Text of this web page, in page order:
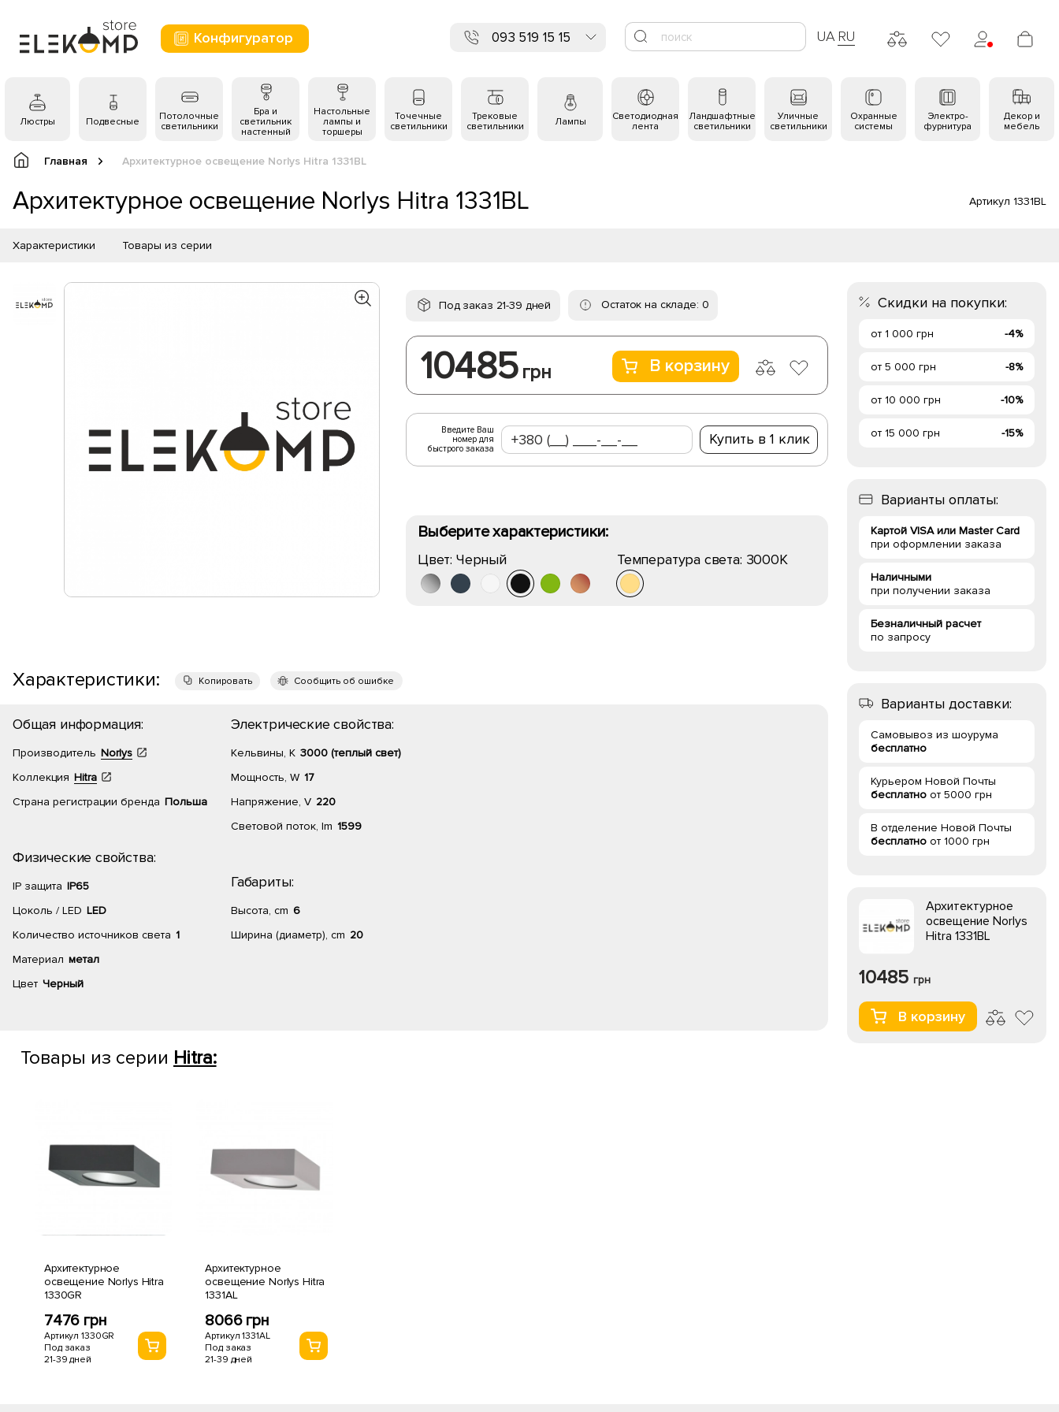
Конфигуратор 093 519 15 15 UA RU
Люстры Подвесные
Потолочные
светильники
Бра и
светильник
настенный
Настольные
лампы и
торшеры
Точечные
светильники
Трековые
светильники
Лампы
Светодиодная
лента
Ландшафтные
светильники
Уличные
светильники
Охранные
системы
Электро-
фурнитура
Декор и
мебель
Главная Архитектурное освещение Norlys Hitra 1331BL
Архитектурное освещение Norlys Hitra 1331BL Артикул 1331BL
Характеристики Товары из серии
Под заказ 21-39 дней Остаток на складе: 0
10485 грн В корзину
Введите Ваш
номер для
быстрого заказа
Купить в 1 клик
Выберите характеристики:
Цвет: Черный Температура света: 3000K
Характеристики: Копировать Сообщить об ошибке
Общая информация:
Производитель Norlys
Коллекция Hitra
Страна регистрации бренда Польша
Физические свойства:
IP защита IP65
Цоколь / LED LED
Количество источников света 1
Материал метал
Цвет Черный
Электрические свойства:
Кельвины, К 3000 (теплый свет)
Мощность, W 17
Напряжение, V 220
Световой поток, lm 1599
Габариты:
Высота, cm 6
Ширина (диаметр), cm 20
Товары из серии Hitra:
Архитектурное
освещение Norlys Hitra
1330GR
7476 грн
Артикул 1330GR
Под заказ
21-39 дней
Архитектурное
освещение Norlys Hitra
1331AL
8066 грн
Артикул 1331AL
Под заказ
21-39 дней
Скидки на покупки:
от 1 000 грн -4%
от 5 000 грн -8%
от 10 000 грн -10%
от 15 000 грн -15%
Варианты оплаты:
Картой VISA или Master Card
при оформлении заказа
Наличными
при получении заказа
Безналичный расчет
по запросу
Варианты доставки:
Самовывоз из шоурума
бесплатно
Курьером Новой Почты
бесплатно от 5000 грн
В отделение Новой Почты
бесплатно от 1000 грн
Архитектурное
освещение Norlys
Hitra 1331BL
10485 грн
В корзину